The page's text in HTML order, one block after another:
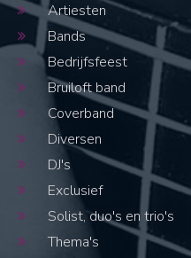
Artiesten
Bands
Bedrijfsfeest
Bruiloft band
Coverband
Diversen
DJ's
Exclusief
Solist, duo's en trio's
Thema's